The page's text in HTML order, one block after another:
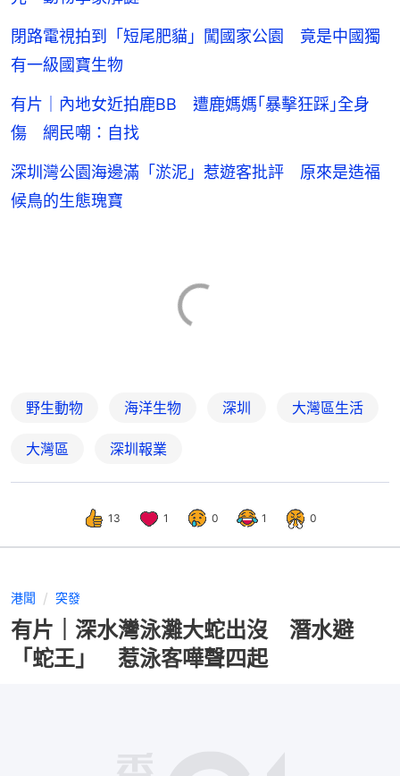
閉路電視拍到「短尾肥貓」闖國家公園 竟是中國獨
有一級國寶生物
有片｜內地女近拍鹿BB 遭鹿媽媽｢暴擊狂踩｣全身
傷 網民嘲：自找
深圳灣公園海邊滿「淤泥」惹遊客批評 原來是造福
候鳥的生態瑰寶
野生動物 海洋生物 深圳 大灣區生活
大灣區 深圳報業
13 1 0 1 0
港聞 突發
有片｜深水灣泳灘大蛇出沒 潛水避
「蛇王」 惹泳客嘩聲四起